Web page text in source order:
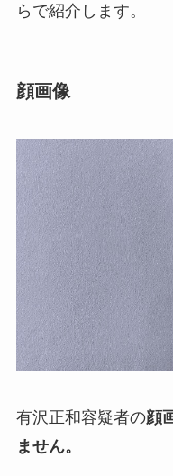
らで紹介します。
顔画像
有沢正和容疑者の顔
ません。